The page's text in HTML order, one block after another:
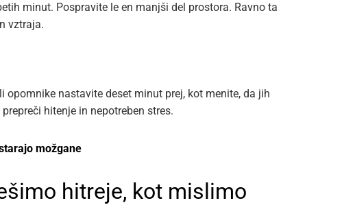
minut. Pospravite le en manjši del prostora. Ravno ta
vztraja.
nastavite deset minut prej, kot menite, da jih
hitenje in nepotreben stres.
možgane
hitreje, kot mislimo